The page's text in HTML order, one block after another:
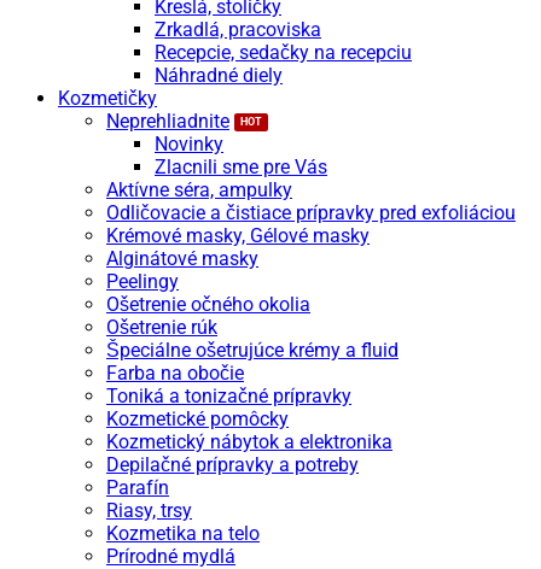
Kreslá, stoličky
Zrkadlá, pracoviska
Recepcie, sedačky na recepciu
Náhradné diely
Kozmetičky
Neprehliadnite
Novinky
Zlacnili sme pre Vás
Aktívne séra, ampulky
Odličovacie a čistiace prípravky pred exfoliáciou
Krémové masky, Gélové masky
Alginátové masky
Peelingy
Ošetrenie očného okolia
Ošetrenie rúk
Špeciálne ošetrujúce krémy a fluid
Farba na obočie
Toniká a tonizačné prípravky
Kozmetické pomôcky
Kozmetický nábytok a elektronika
Depilačné prípravky a potreby
Parafín
Riasy, trsy
Kozmetika na telo
Prírodné mydlá